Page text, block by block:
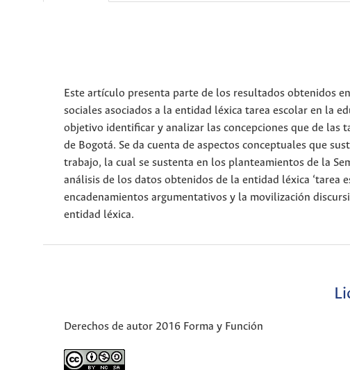
Este artículo presenta parte de los resultados obtenidos
sociales asociados a la entidad léxica tarea escolar en la
objetivo identificar y analizar las concepciones que de las
de Bogotá. Se da cuenta de aspectos conceptuales que
trabajo, la cual se sustenta en los planteamientos de la
análisis de los datos obtenidos de la entidad léxica ‘tarea
encadenamientos argumentativos y la movilización
entidad léxica.
Derechos de autor 2016 Forma y Función